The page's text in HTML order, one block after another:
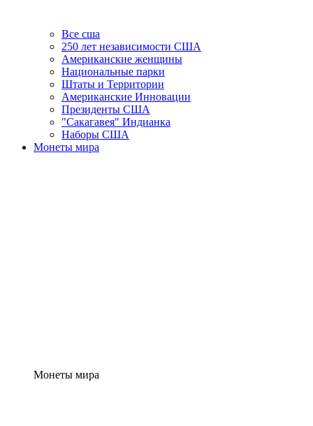
Все сша
250 лет независимости США
Американские женщины
Национальные парки
Штаты и Территории
Американские Инновации
Президенты США
"Сакагавея" Индианка
Наборы США
Монеты мира
Монеты мира